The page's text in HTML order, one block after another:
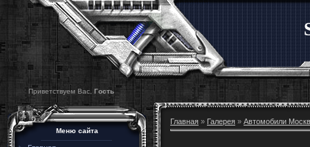
Приветствуем Вас, Гость
Меню сайта
Главная » Галерея » Автомобили